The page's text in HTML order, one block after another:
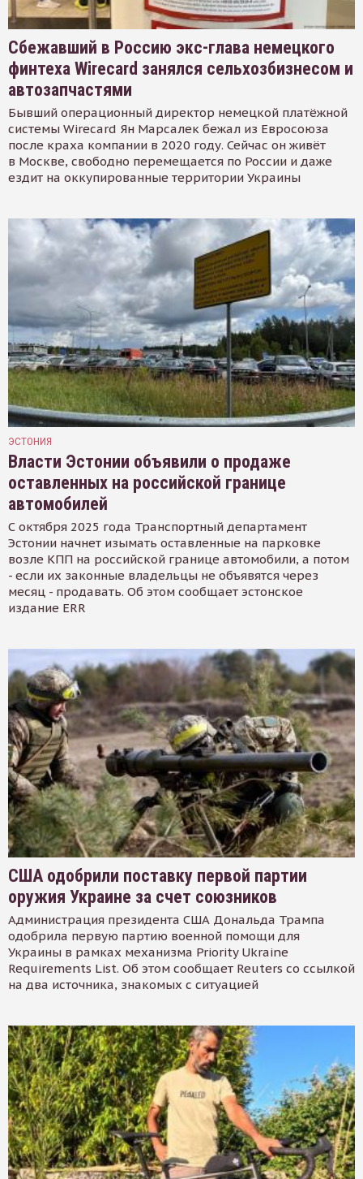
Сбежавший в Россию экс-глава немецкого
финтеха Wirecard занялся сельхозбизнесом и
автозапчастями
Бывший операционный директор немецкой платёжной
системы Wirecard Ян Марсалек бежал из Евросоюза
после краха компании в 2020 году. Сейчас он живёт
в Москве, свободно перемещается по России и даже
ездит на оккупированные территории Украины
ЭСТОНИЯ
Власти Эстонии объявили о продаже
оставленных на российской границе
автомобилей
С октября 2025 года Транспортный департамент
Эстонии начнет изымать оставленные на парковке
возле КПП на российской границе автомобили, а потом
- если их законные владельцы не объявятся через
месяц - продавать. Об этом сообщает эстонское
издание ERR
США одобрили поставку первой партии
оружия Украине за счет союзников
Администрация президента США Дональда Трампа
одобрила первую партию военной помощи для
Украины в рамках механизма Priority Ukraine
Requirements List. Об этом сообщает Reuters со ссылкой
на два источника, знакомых с ситуацией